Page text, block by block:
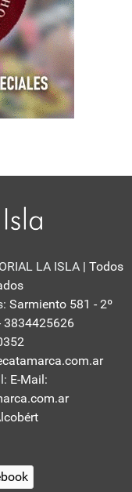
LA ISLA | Todos
Sarmiento 581 - 2º
3834425626
E-Mail: